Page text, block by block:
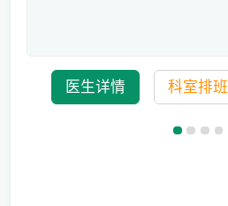
医生详情 科室排班